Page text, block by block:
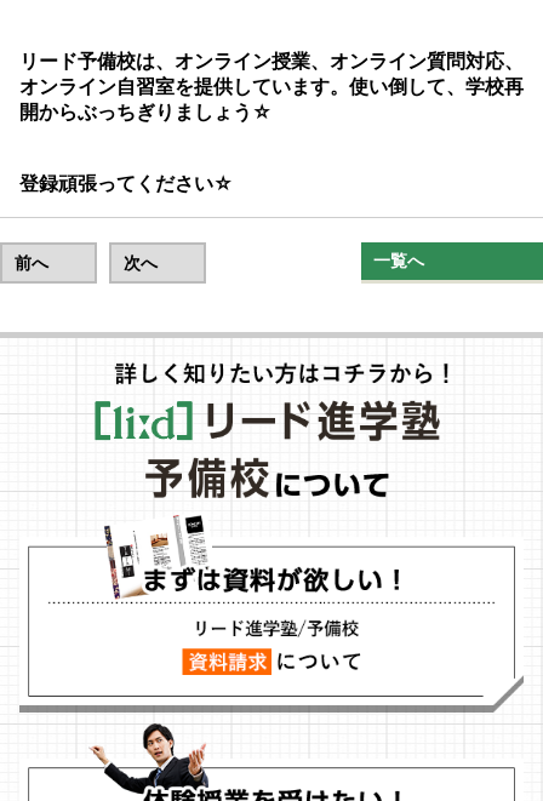
リード予備校は、オンライン授業、オンライン質問対応、
オンライン自習室を提供しています。使い倒して、学校再
開からぶっちぎりましょう☆
登録頑張ってください☆
前へ 次へ 一覧へ